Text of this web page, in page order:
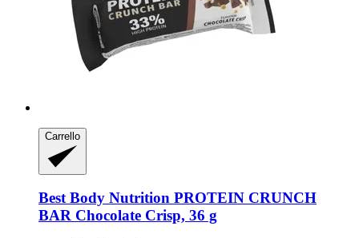
Carrello
Best Body Nutrition PROTEIN CRUNCH
BAR Chocolate Crisp, 36 g